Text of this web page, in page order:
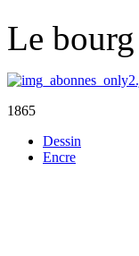
Le
1865
Dessin
Encre